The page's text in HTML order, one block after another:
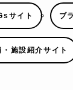
サイト ブ
・施設紹介サイト